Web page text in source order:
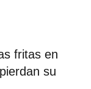
fritas en
su